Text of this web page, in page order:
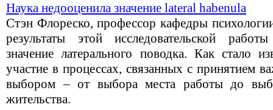
Наука недооценила значение lateral habenula
Стэн Флореско, профессор кафедры
результаты этой исследовательской
значение латерального поводка. Как стало
участие в процессах, связанных с принятием
выбором – от выбора места работы до
жительства.